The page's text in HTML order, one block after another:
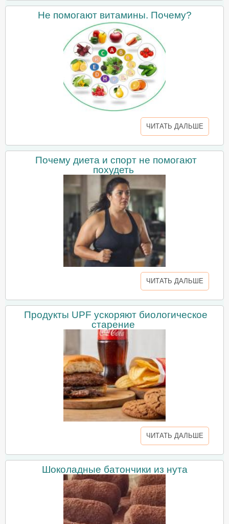
Не помогают витамины. Почему?
ЧИТАТЬ ДАЛЬШЕ
Почему диета и спорт не помогают
похудеть
ЧИТАТЬ ДАЛЬШЕ
Продукты UPF ускоряют биологическое
старение
ЧИТАТЬ ДАЛЬШЕ
Шоколадные батончики из нута